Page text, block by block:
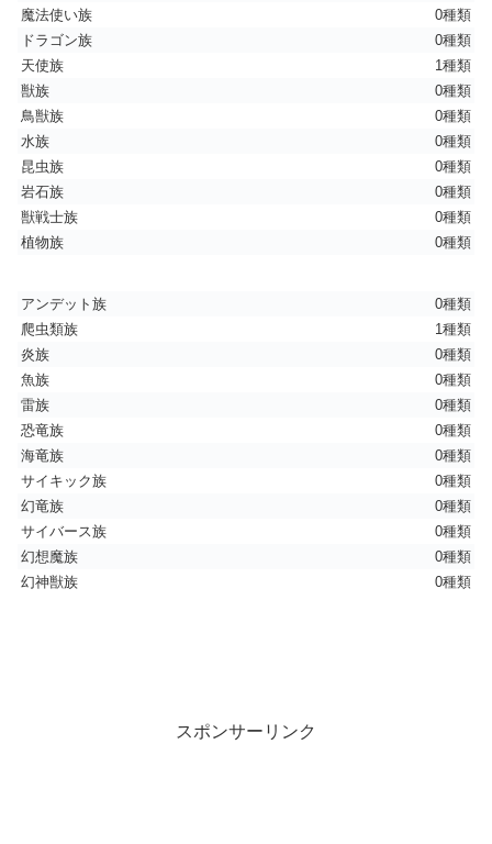
魔法使い族
0種類
ドラゴン族
0種類
天使族
1種類
獣族
0種類
鳥獣族
0種類
水族
0種類
昆虫族
0種類
岩石族
0種類
獣戦士族
0種類
植物族
0種類
アンデット族
0種類
爬虫類族
1種類
炎族
0種類
魚族
0種類
雷族
0種類
恐竜族
0種類
海竜族
0種類
サイキック族
0種類
幻竜族
0種類
サイバース族
0種類
幻想魔族
0種類
幻神獣族
0種類
スポンサーリンク